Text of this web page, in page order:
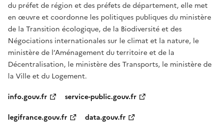
du préfet de région et des préfets de département, elle met
en œuvre et coordonne les politiques publiques du ministère
de la Transition écologique, de la Biodiversité et des
Négociations internationales sur le climat et la nature, le
ministère de l’Aménagement du territoire et de la
Décentralisation, le ministère des Transports, le ministère de
la Ville et du Logement.
info.gouv.fr
service-public.gouv.fr
legifrance.gouv.fr
data.gouv.fr